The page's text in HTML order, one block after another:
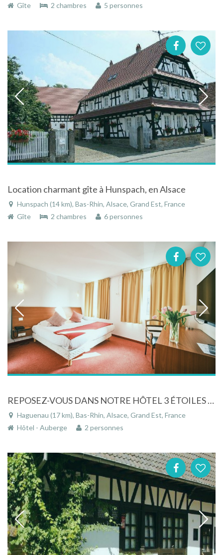
Gîte
2 chambres 5 personnes
Location charmant gîte à Hunspach, en Alsace
Hunspach (14 km), Bas-Rhin, Alsace, Grand Est, France
Gîte
2 chambres 6 personnes
REPOSEZ-VOUS DANS NOTRE HÔTEL 3 ÉTOILES À HAGUENAU
Haguenau (17 km), Bas-Rhin, Alsace, Grand Est, France
Hôtel - Auberge
2 personnes